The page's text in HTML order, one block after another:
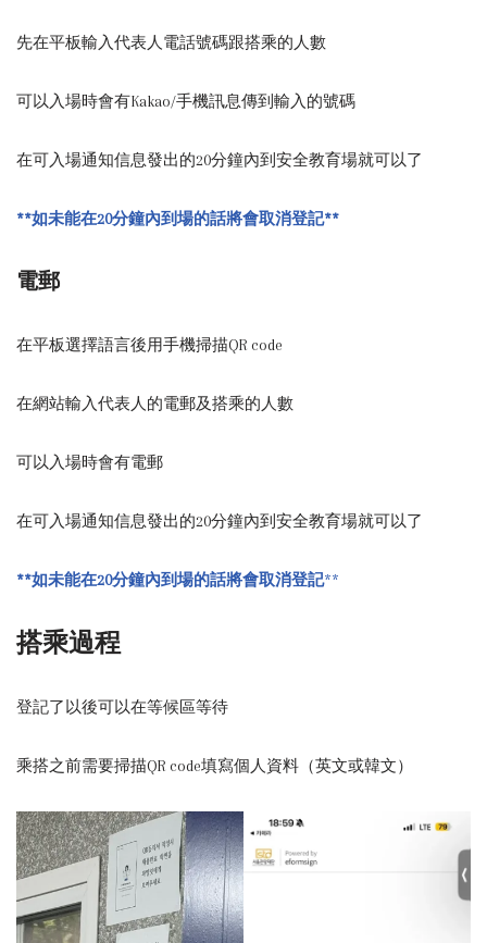
先在平板輸入代表人電話號碼跟搭乘的人數
可以入場時會有Kakao/手機訊息傳到輸入的號碼
在可入場通知信息發出的20分鐘內到安全教育場就可以了
**如未能在20分鐘內到場的話將會取消登記**
電郵
在平板選擇語言後用手機掃描QR code
在網站輸入代表人的電郵及搭乘的人數
可以入場時會有電郵
在可入場通知信息發出的20分鐘內到安全教育場就可以了
**如未能在20分鐘內到場的話將會取消登記**
搭乘過程
登記了以後可以在等候區等待
乘搭之前需要掃描QR code填寫個人資料（英文或韓文）